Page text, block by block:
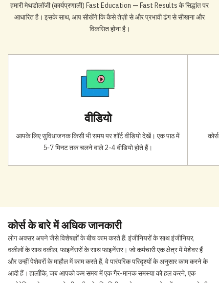
हमारी मेथडोलॉजी (कार्यप्रणाली) Fast Education — Fast Results के सिद्धांत पर
आधारित है। इसके साथ, आप सीखेंगे कि कैसे तेज़ी से और प्रभावी ढंग से सीखना और
विकसित होना है।
वीडियो
आपके लिए सुविधाजनक किसी भी समय पर शॉर्ट वीडियो देखें। एक पाठ में
5-7 मिनट तक चलने वाले 2-4 वीडियो होते हैं।
कोर्स के बारे में अधिक जानकारी
लोग अक्सर अपने जैसे विशेषज्ञों के बीच काम करते हैं: इंजीनियरों के साथ इंजीनियर,
वकीलों के साथ वकील, फाइनेंसरों के साथ फाइनेंसर। जो कर्मचारी एक क्षेत्र में पेशेवर हैं
और उन्हीं पेशेवरों के माहौल में काम करते हैं, वे पारंपरिक परिदृश्यों के अनुसार काम करने के
आदी हैं। हालाँकि, जब आपको कम समय में एक गैर-मानक समस्या को हल करने, एक